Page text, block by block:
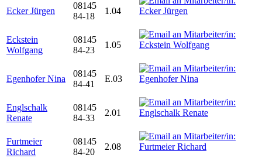
Ecker Jürgen
08145
84-18
1.04
Eckstein
Wolfgang
08145
84-23
1.05
Egenhofer Nina
08145
84-41
E.03
Englschalk
Renate
08145
84-33
2.01
Furtmeier
Richard
08145
84-20
2.08